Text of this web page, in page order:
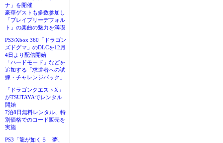
ナ」を開催
豪華ゲストも多数参加し
「ブレイブリーデフォル
ト」の楽曲の魅力を満喫
PS3/Xbox 360「ドラゴン
ズドグマ」のDLCを12月
4日より配信開始
「ハードモード」などを
追加する「求道者への試
練・チャレンジパック」
「ドラゴンクエストX」
がTSUTAYAでレンタル
開始
7泊8日無料レンタル、特
別価格でのコード販売を
実施
PS3「龍が如く５ 夢、